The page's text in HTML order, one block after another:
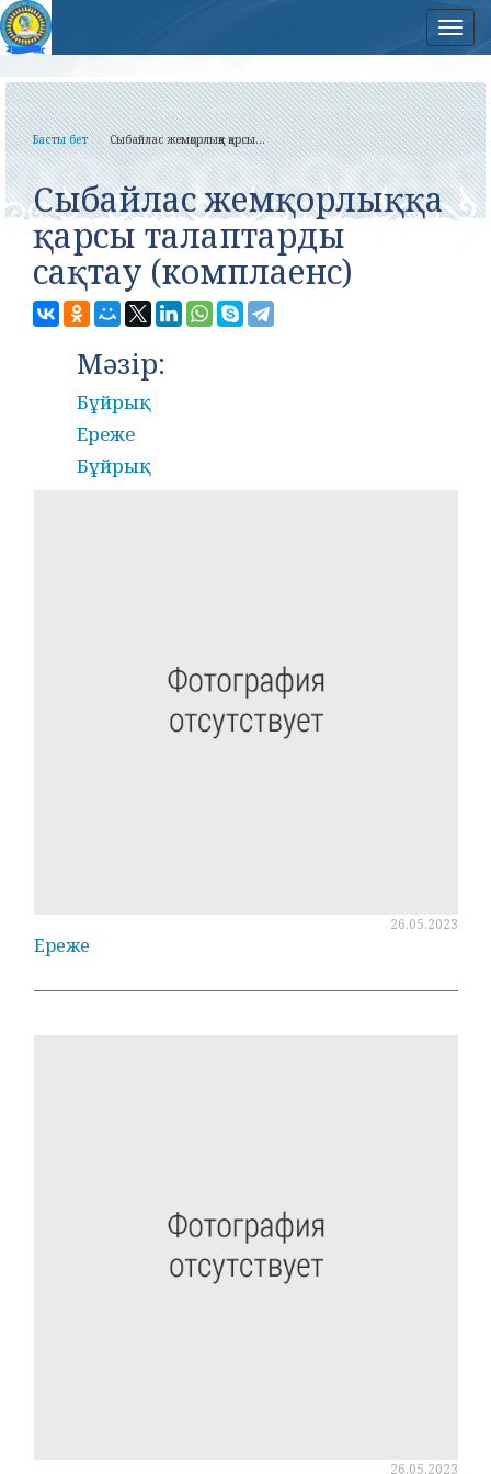
Басты бет Сыбайлас жемқорлыққа қарсы...
Сыбайлас жемқорлыққа
қарсы талаптарды
сақтау (комплаенс)
Мәзір:
Бұйрық
Ереже
Бұйрық
26.05.2023
Ереже
26.05.2023